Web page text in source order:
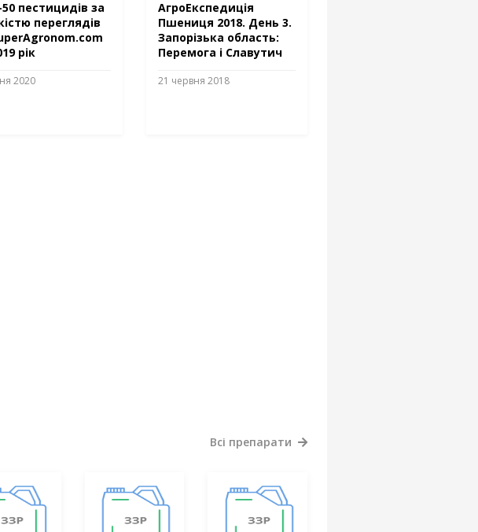
пестицидів за
переглядів
рік
2020
АгроЕкспедиція
Пшениця 2018. День 3.
Запорізька область:
Перемога і Славутич
21 червня 2018
Всі препарати